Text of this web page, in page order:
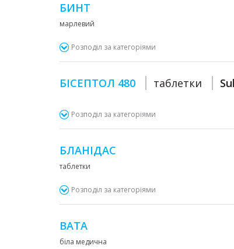
БИНТ
марлевий
Розподіл за категоріями
БІСЕПТОЛ 480 таблетки
Розподіл за категоріями
БЛАНІДАС
таблетки
Розподіл за категоріями
ВАТА
біла медична